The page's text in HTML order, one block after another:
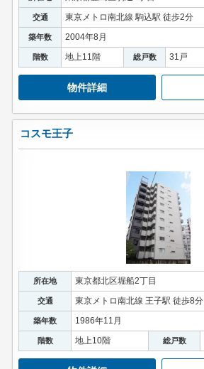
交通 東京メトロ南北線 駒込駅 徒歩2分
築年数 2004年8月
階数 地上11階 総戸数 31戸
物件詳細
コスモ王子
所在地 東京都北区堀船2丁目
交通 東京メトロ南北線 王子駅 徒歩8分
築年数 1986年11月
階数 地上10階 総戸数